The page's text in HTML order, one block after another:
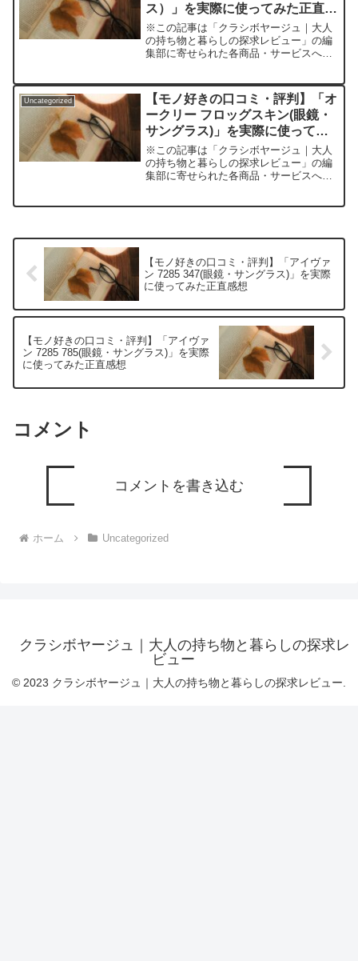
ス）」を実際に使ってみた正直感
想
※この記事は「クラシボヤージュ｜大人
の持ち物と暮らしの探求レビュー」の編
集部に寄せられた各商品・サービスへの
れた“大人の上質メガネ沼”世の中には
「とりあえず安いも...
Uncategorized
【モノ好きの口コミ・評判】「オ
ークリー フロッグスキン(眼鏡・
サングラス)」を実際に使ってみ
た正直感想
※この記事は「クラシボヤージュ｜大人
の持ち物と暮らしの探求レビュー」の編
集部に寄せられた各商品・サービスへの
【モノ好きの口コミ・評判】「アイヴァ
ン 7285 347(眼鏡・サングラス)」を実際
に使ってみた正直感想
【モノ好きの口コミ・評判】「アイヴァ
ン 7285 785(眼鏡・サングラス)」を実際
に使ってみた正直感想
コメント
コメントを書き込む
ホーム Uncategorized
クラシボヤージュ｜大人の持ち物と暮らしの探求レ
ビュー
© 2023 クラシボヤージュ｜大人の持ち物と暮らしの探求レビュー.